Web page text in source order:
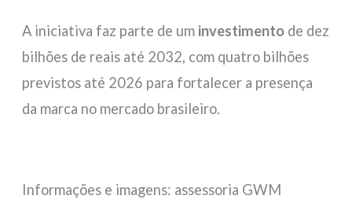
A iniciativa faz parte de um investimento de dez
bilhões de reais até 2032, com quatro bilhões
previstos até 2026 para fortalecer a presença
da marca no mercado brasileiro.
Informações e imagens: assessoria GWM